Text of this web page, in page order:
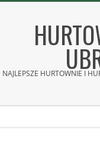
NAJLEPSZE HURTOWNIE I